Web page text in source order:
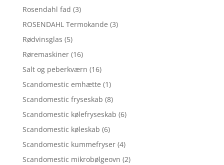
Rosendahl fad (3)
ROSENDAHL Termokande (3)
Rødvinsglas (5)
Røremaskiner (16)
Salt og peberkværn (16)
Scandomestic emhætte (1)
Scandomestic fryseskab (8)
Scandomestic kølefryseskab (6)
Scandomestic køleskab (6)
Scandomestic kummefryser (4)
Scandomestic mikrobølgeovn (2)